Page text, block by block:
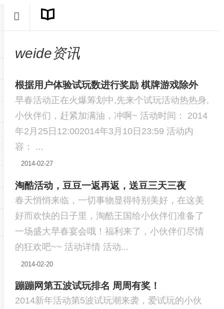
weide资讯
根据用户体验试玩数进行奖励 棋牌游戏除外
早春活动正在火爆筹划中,先来个试玩活动热热身,
小伙伴们，赶紧加满油，冲啊~ 活动时间： 2014
年2月25日12:002014年3月10日23:59 活动内
容： ...
2014-02-27
淘酷活动，豆豆一返再返，送豆三天三夜
春天悄悄来临，一切事物显得特别美好，在这美
好而欢快的日子里，淘酷王国给小伙伴们准备了
一场盛大早春宴会哦！福利来了，小伙伴们尽情
的狂欢吧~~ 活动详情 活动...
2014-02-20
蹦蹦网第五波试玩排名 周周有奖！
2014新年活动第5波试玩潮来袭，爱试玩的小伙